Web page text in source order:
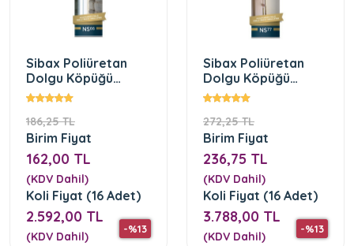
Sibax Poliüretan
Dolgu Köpüğü
NS66(600Gr.)
186,25 TL
-%13
Birim Fiyat
162,00 TL
(KDV Dahil)
Koli Fiyat (16 Adet)
2.592,00 TL
(KDV Dahil)
Sibax Poliüretan
Dolgu Köpüğü
NS77(750mL)
272,25 TL
-%13
Birim Fiyat
236,75 TL
(KDV Dahil)
Koli Fiyat (16 Adet)
3.788,00 TL
(KDV Dahil)